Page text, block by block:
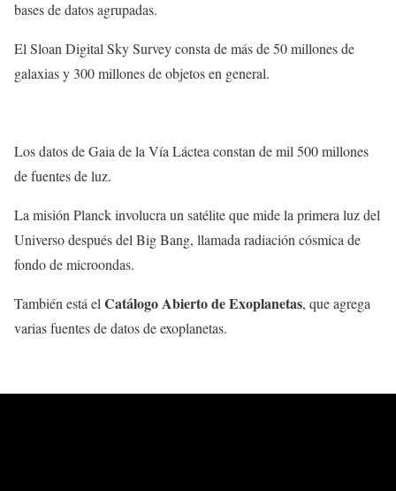
bases de datos agrupadas.
El Sloan Digital Sky Survey consta de más de 50 millones de
galaxias y 300 millones de objetos en general.
Los datos de Gaia de la Vía Láctea constan de mil 500 millones
de fuentes de luz.
La misión Planck involucra un satélite que mide la primera luz del
Universo después del Big Bang, llamada radiación cósmica de
fondo de microondas.
También está el Catálogo Abierto de Exoplanetas, que agrega
varias fuentes de datos de exoplanetas.